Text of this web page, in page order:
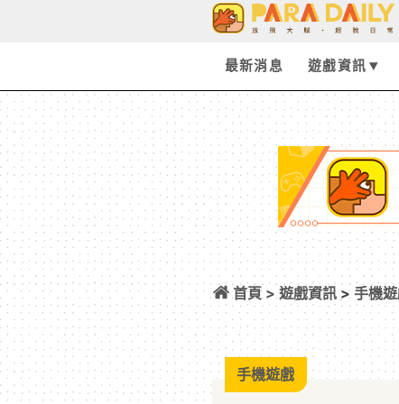
最新消息 遊戲資訊
首頁 >遊戲資訊 >手機
開啟！最新宣傳
手機遊戲